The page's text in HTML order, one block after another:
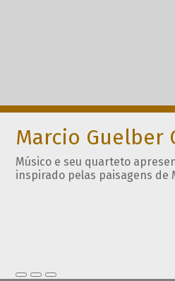
Marcio Guelber
Músico e seu quarteto
inspirado pelas paisagens de